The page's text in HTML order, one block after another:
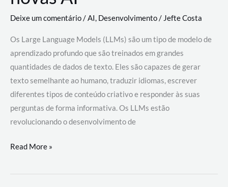
Deixe um comentário/AI, Desenvolvimento/ Jefte Costa
Os Large Language Models (LLMs) são um tipo de modelo de
aprendizado profundo que são treinados em grandes
quantidades de dados de texto. Eles são capazes de gerar
texto semelhante ao humano, traduzir idiomas, escrever
diferentes tipos de conteúdo criativo e responder às suas
perguntas de forma informativa. Os LLMs estão
revolucionando o desenvolvimento de
Large
Models
Read More »